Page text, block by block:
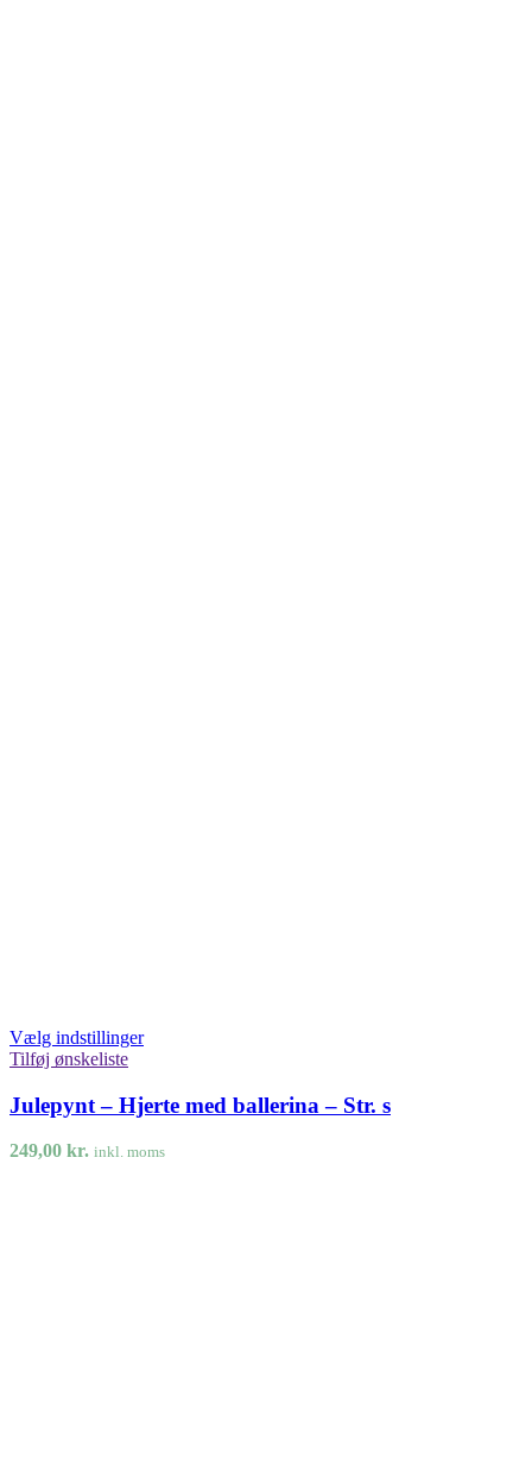
Vælg indstillinger
Tilføj ønskeliste
Julepynt – Hjerte med ballerina – Str. s
249,00 kr. inkl. moms